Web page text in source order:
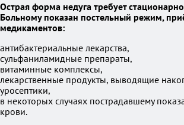
Острая форма недуга требует
Больному показан постельный режим,
медикаментов:
антибактериальные лекарства,
сульфаниламидные препараты,
витаминные комплексы,
лекарственные продукты, выводящие
уросептики,
в некоторых случаях пострадавшему
крови.